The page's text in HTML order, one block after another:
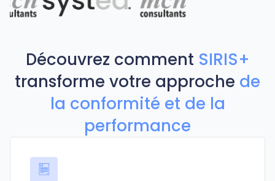
Découvrez comment SIRIS+
transforme votre approche de
la conformité et de la
performance